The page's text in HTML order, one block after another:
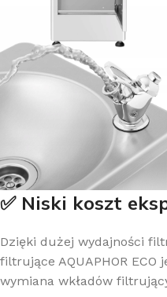
✅ Niski koszt
Dzięki dużej wydajności
filtrujące AQUAPHOR
wymiana wkładów